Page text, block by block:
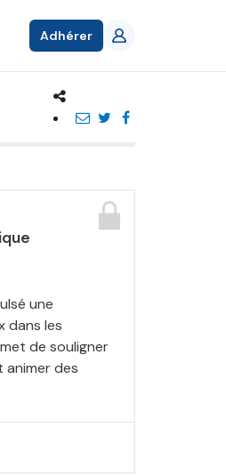
Adhérer
une
dans les
de souligner
animer des